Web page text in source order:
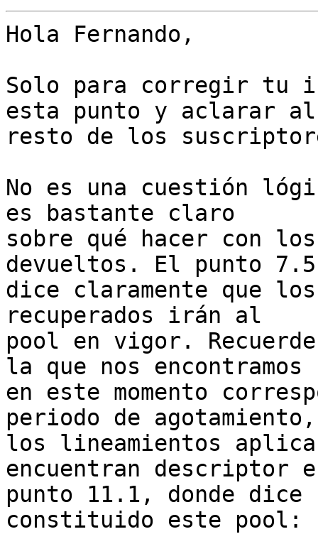
Hola Fernando,
Solo para corregir tu
esta punto y aclarar
resto de los
No es una cuestión
es bastante claro
sobre qué hacer con
devueltos. El punto
dice claramente que
recuperados irán al
pool en vigor.
la que nos encontramos
en este momento
periodo de
los lineamientos
encuentran descriptor
punto 11.1, donde dice
constituido este pool: